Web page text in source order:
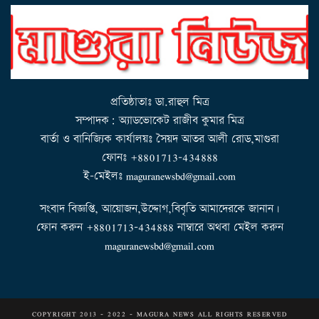
n
g
a
t
i
o
n
প্রতিষ্ঠাতাঃ ডা.রাহুল মিত্র
সম্পাদক: অ্যাডভোকেট রাজীব কুমার মিত্র
বার্তা ও বানিজ্যিক কার্যালয়ঃ সৈয়দ আতর আলী রোড,মাগুরা
ফোনঃ +8801713-434888
ই-মেইলঃ maguranewsbd@gmail.com
সংবাদ বিজ্ঞপ্তি, আয়োজন,উদ্দোগ,বিবৃতি আমাদেরকে জানান।
ফোন করুন +8801713-434888 নাম্বারে অথবা মেইল করুন
maguranewsbd@gmail.com
COPYRIGHT 2013 - 2022 - MAGURA NEWS ALL RIGHTS RESERVED